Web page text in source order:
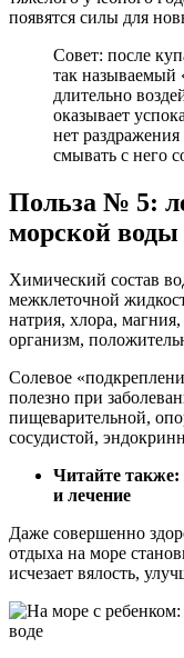
появятся силы для
Совет: после
так называемый
длительно
оказывает
нет
смывать с него
Польза № 5:
морской воды
Химический состав
межклеточной
натрия, хлора,
организм,
Солевое
полезно при
пищеварительной,
сосудистой,
Читайте
и лечение
Даже совершенно
отдыха на море
исчезает вялость,